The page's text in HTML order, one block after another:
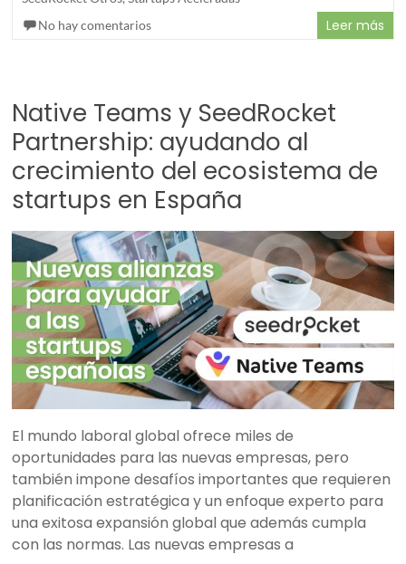
No hay comentarios
Leer más
Native Teams y SeedRocket
Partnership: ayudando al
crecimiento del ecosistema de
startups en España
El mundo laboral global ofrece miles de
oportunidades para las nuevas empresas, pero
también impone desafíos importantes que requieren
planificación estratégica y un enfoque experto para
una exitosa expansión global que además cumpla
con las normas. Las nuevas empresas a